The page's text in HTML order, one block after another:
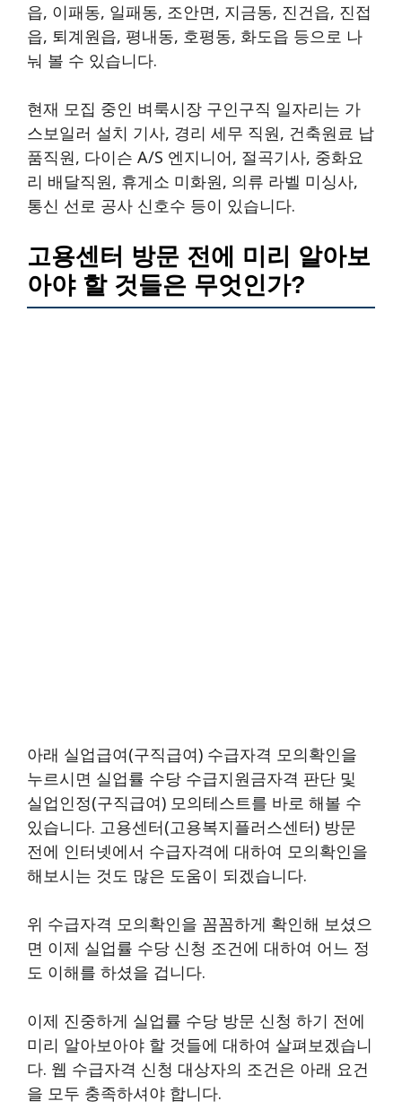
읍, 이패동, 일패동, 조안면, 지금동, 진건읍, 진접
읍, 퇴계원읍, 평내동, 호평동, 화도읍 등으로 나
눠 볼 수 있습니다.
현재 모집 중인 벼룩시장 구인구직 일자리는 가
스보일러 설치 기사, 경리 세무 직원, 건축원료 납
품직원, 다이슨 A/S 엔지니어, 절곡기사, 중화요
리 배달직원, 휴게소 미화원, 의류 라벨 미싱사,
통신 선로 공사 신호수 등이 있습니다.
고용센터 방문 전에 미리 알아보
아야 할 것들은 무엇인가?
아래 실업급여(구직급여) 수급자격 모의확인을
누르시면 실업률 수당 수급지원금자격 판단 및
실업인정(구직급여) 모의테스트를 바로 해볼 수
있습니다. 고용센터(고용복지플러스센터) 방문
전에 인터넷에서 수급자격에 대하여 모의확인을
해보시는 것도 많은 도움이 되겠습니다.
위 수급자격 모의확인을 꼼꼼하게 확인해 보셨으
면 이제 실업률 수당 신청 조건에 대하여 어느 정
도 이해를 하셨을 겁니다.
이제 진중하게 실업률 수당 방문 신청 하기 전에
미리 알아보아야 할 것들에 대하여 살펴보겠습니
다. 웹 수급자격 신청 대상자의 조건은 아래 요건
을 모두 충족하셔야 합니다.